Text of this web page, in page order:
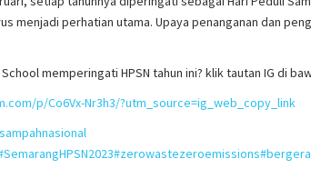
menjadi perhatian utama. Upaya penanganan dan
memperingati HPSN tahun ini? klik tautan IG di
p/Co6Vx-Nr3h3/?utm_source=ig_web_copy_link
#zerowastezeroemissions